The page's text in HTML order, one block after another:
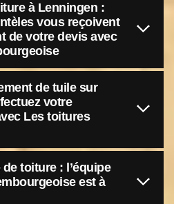
à Lenningen :
vous reçoivent
de votre devis avec
de tuile sur
votre
Les toitures
toiture : l’équipe
est à